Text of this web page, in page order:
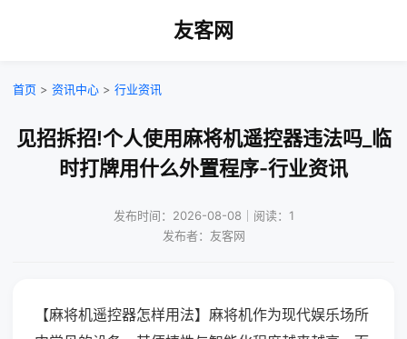
友客网
首页 > 资讯中心 > 行业资讯
见招拆招!个人使用麻将机遥控器违法吗_临
时打牌用什么外置程序-行业资讯
发布时间：2026-08-08｜阅读：1
发布者：友客网
【麻将机遥控器怎样用法】麻将机作为现代娱乐场所